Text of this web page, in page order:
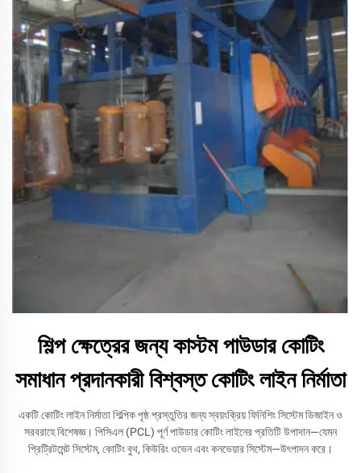
শিল্প ক্ষেত্রের জন্য কাস্টম পাউডার কোটিং
সমাধান প্রদানকারী বিশ্বস্ত কোটিং লাইন নির্মাতা
একটি কোটিং লাইন নির্মাতা শিল্পিক পৃষ্ঠ প্রস্তুতির জন্য স্বয়ংক্রিয় ফিনিশিং সিস্টেম ডিজাইন ও
সরবরাহে বিশেষজ্ঞ। পিসিএল (PCL) পূর্ণ পাউডার কোটিং লাইনের প্রতিটি উপাদান—যেমন
প্রিট্রিটমেন্ট সিস্টেম, কোটিং বুথ, কিউরিং ওভেন এবং কনভেয়ার সিস্টেম—উৎপাদন করে।